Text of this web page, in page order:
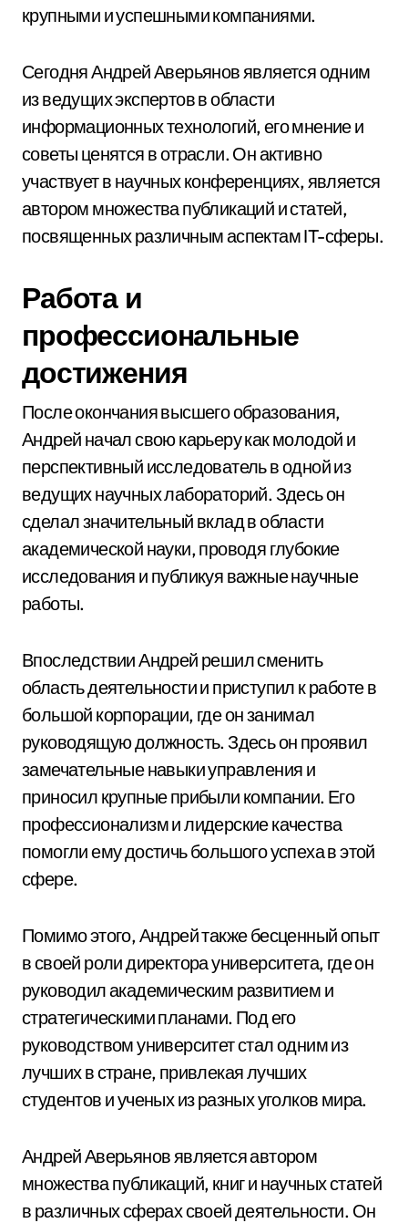
крупными и успешными компаниями.
Сегодня Андрей Аверьянов является одним
из ведущих экспертов в области
информационных технологий, его мнение и
советы ценятся в отрасли. Он активно
участвует в научных конференциях, является
автором множества публикаций и статей,
посвященных различным аспектам IT-сферы.
Работа и
профессиональные
достижения
После окончания высшего образования,
Андрей начал свою карьеру как молодой и
перспективный исследователь в одной из
ведущих научных лабораторий. Здесь он
сделал значительный вклад в области
академической науки, проводя глубокие
исследования и публикуя важные научные
работы.
Впоследствии Андрей решил сменить
область деятельности и приступил к работе в
большой корпорации, где он занимал
руководящую должность. Здесь он проявил
замечательные навыки управления и
приносил крупные прибыли компании. Его
профессионализм и лидерские качества
помогли ему достичь большого успеха в этой
сфере.
Помимо этого, Андрей также бесценный опыт
в своей роли директора университета, где он
руководил академическим развитием и
стратегическими планами. Под его
руководством университет стал одним из
лучших в стране, привлекая лучших
студентов и ученых из разных уголков мира.
Андрей Аверьянов является автором
множества публикаций, книг и научных статей
в различных сферах своей деятельности. Он